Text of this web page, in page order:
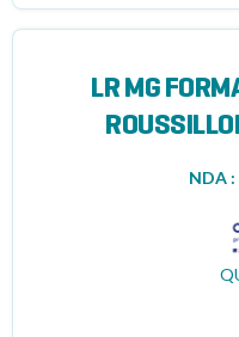
LR MG
NDA :